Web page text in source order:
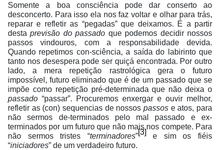
Somente a boa consciência pode dar conserto ao
desconcerto. Para isso ela nos faz voltar e olhar para trás,
reparar e refletir as “pegadas” que deixamos. É a partir
destaprevisão do passado que podemos decidir nossos
passos vindouros, com a responsabilidade devida.
Quando repetimos con-sciência, a saída do labirinto que
tanto nos desespera pode ser quiçá encontrada. Por outro
lado, a mera repetição rastrológica gera o futuro
impossível, futuro eliminado que é de um passado que se
impõe como repetição pré-determinada que não deixa o
passado “passar”. Procuremos enxergar e ouvir melhor,
refletir as (con) sequencias de nossos passos e atos, para
não sermos de-terminados pelo mal passado e ex-
terminados por um futuro que não mais nos compete. Para
não sermos tristes “terminadores”[3]
e sim os fiéis
“iniciadores” de um verdadeiro futuro.